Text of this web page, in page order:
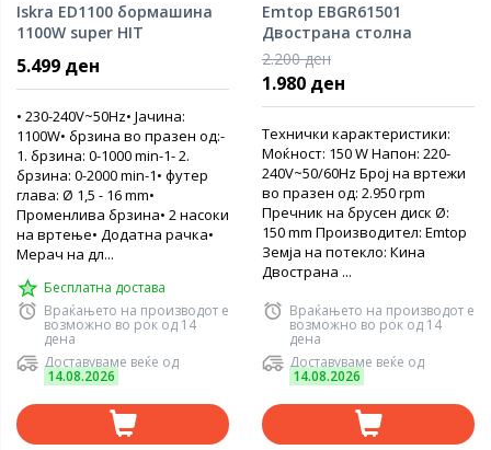
Iskra ED1100 бормашина
1100W super HIT
5.499 ден
• 230-240V~50Hz• Јачина:
1100W• брзина во празен од:-
1. брзина: 0-1000 min-1- 2.
брзина: 0-2000 min-1• футер
глава: Ø 1,5 - 16 mm•
Променлива брзина• 2 насоки
на вртење• Додатна рачка•
Мерач на дл...
Бесплатна достава
Враќањето на производот е
возможно во рок од 14
дена
Доставуваме веќе од
14.08.2026
Emtop EBGR61501
Двострана столна
брусилка
2.200 ден
1.980 ден
Технички карактеристики:
Моќност: 150 W Напон: 220-
240V~50/60Hz Број на вртежи
во празен од: 2.950 rpm
Пречник на брусен диск Ø:
150 mm Производител: Emtop
Земја на потекло: Кина
Двострана ...
Враќањето на производот е
возможно во рок од 14
дена
Доставуваме веќе од
14.08.2026